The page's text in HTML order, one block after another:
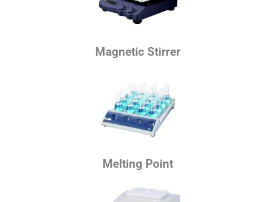
Magnetic Stirrer
Melting Point